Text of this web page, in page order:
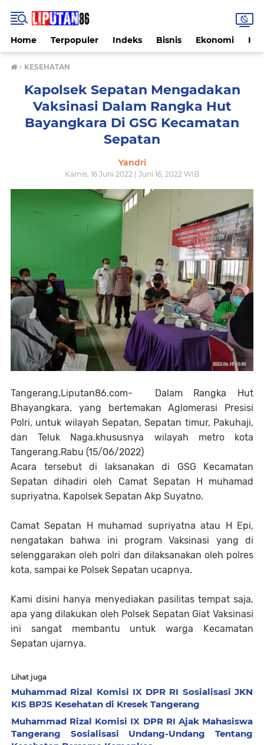
Home Terpopuler Indeks Bisnis Ekonomi
› KESEHATAN
Kapolsek Sepatan Mengadakan
Vaksinasi Dalam Rangka Hut
Bayangkara Di GSG Kecamatan
Sepatan
Yandri
Kamis, 16 Juni 2022 | Juni 16, 2022 WIB
Tangerang,Liputan86.com- Dalam Rangka Hut
Bhayangkara, yang bertemakan Aglomerasi Presisi
Polri, untuk wilayah Sepatan, Sepatan timur, Pakuhaji,
dan Teluk Naga.khususnya wilayah metro kota
Tangerang.Rabu (15/06/2022)
Acara tersebut di laksanakan di GSG Kecamatan
Sepatan dihadiri oleh Camat Sepatan H muhamad
supriyatna, Kapolsek Sepatan Akp Suyatno.
Camat Sepatan H muhamad supriyatna atau H Epi,
nengatakan bahwa ini program Vaksinasi yang di
selenggarakan oleh polri dan dilaksanakan oleh polres
kota, sampai ke Polsek Sepatan ucapnya.
Kami disini hanya menyediakan pasilitas tempat saja,
apa yang dilakukan oleh Polsek Sepatan Giat Vaksinasi
ini sangat membantu untuk warga Kecamatan
Sepatan ujarnya.
Lihat juga
Muhammad Rizal Komisi IX DPR RI Sosialisasi JKN
KIS BPJS Kesehatan di Kresek Tangerang
Muhammad Rizal Komisi IX DPR RI Ajak Mahasiswa
Tangerang Sosialisasi Undang-Undang Tentang